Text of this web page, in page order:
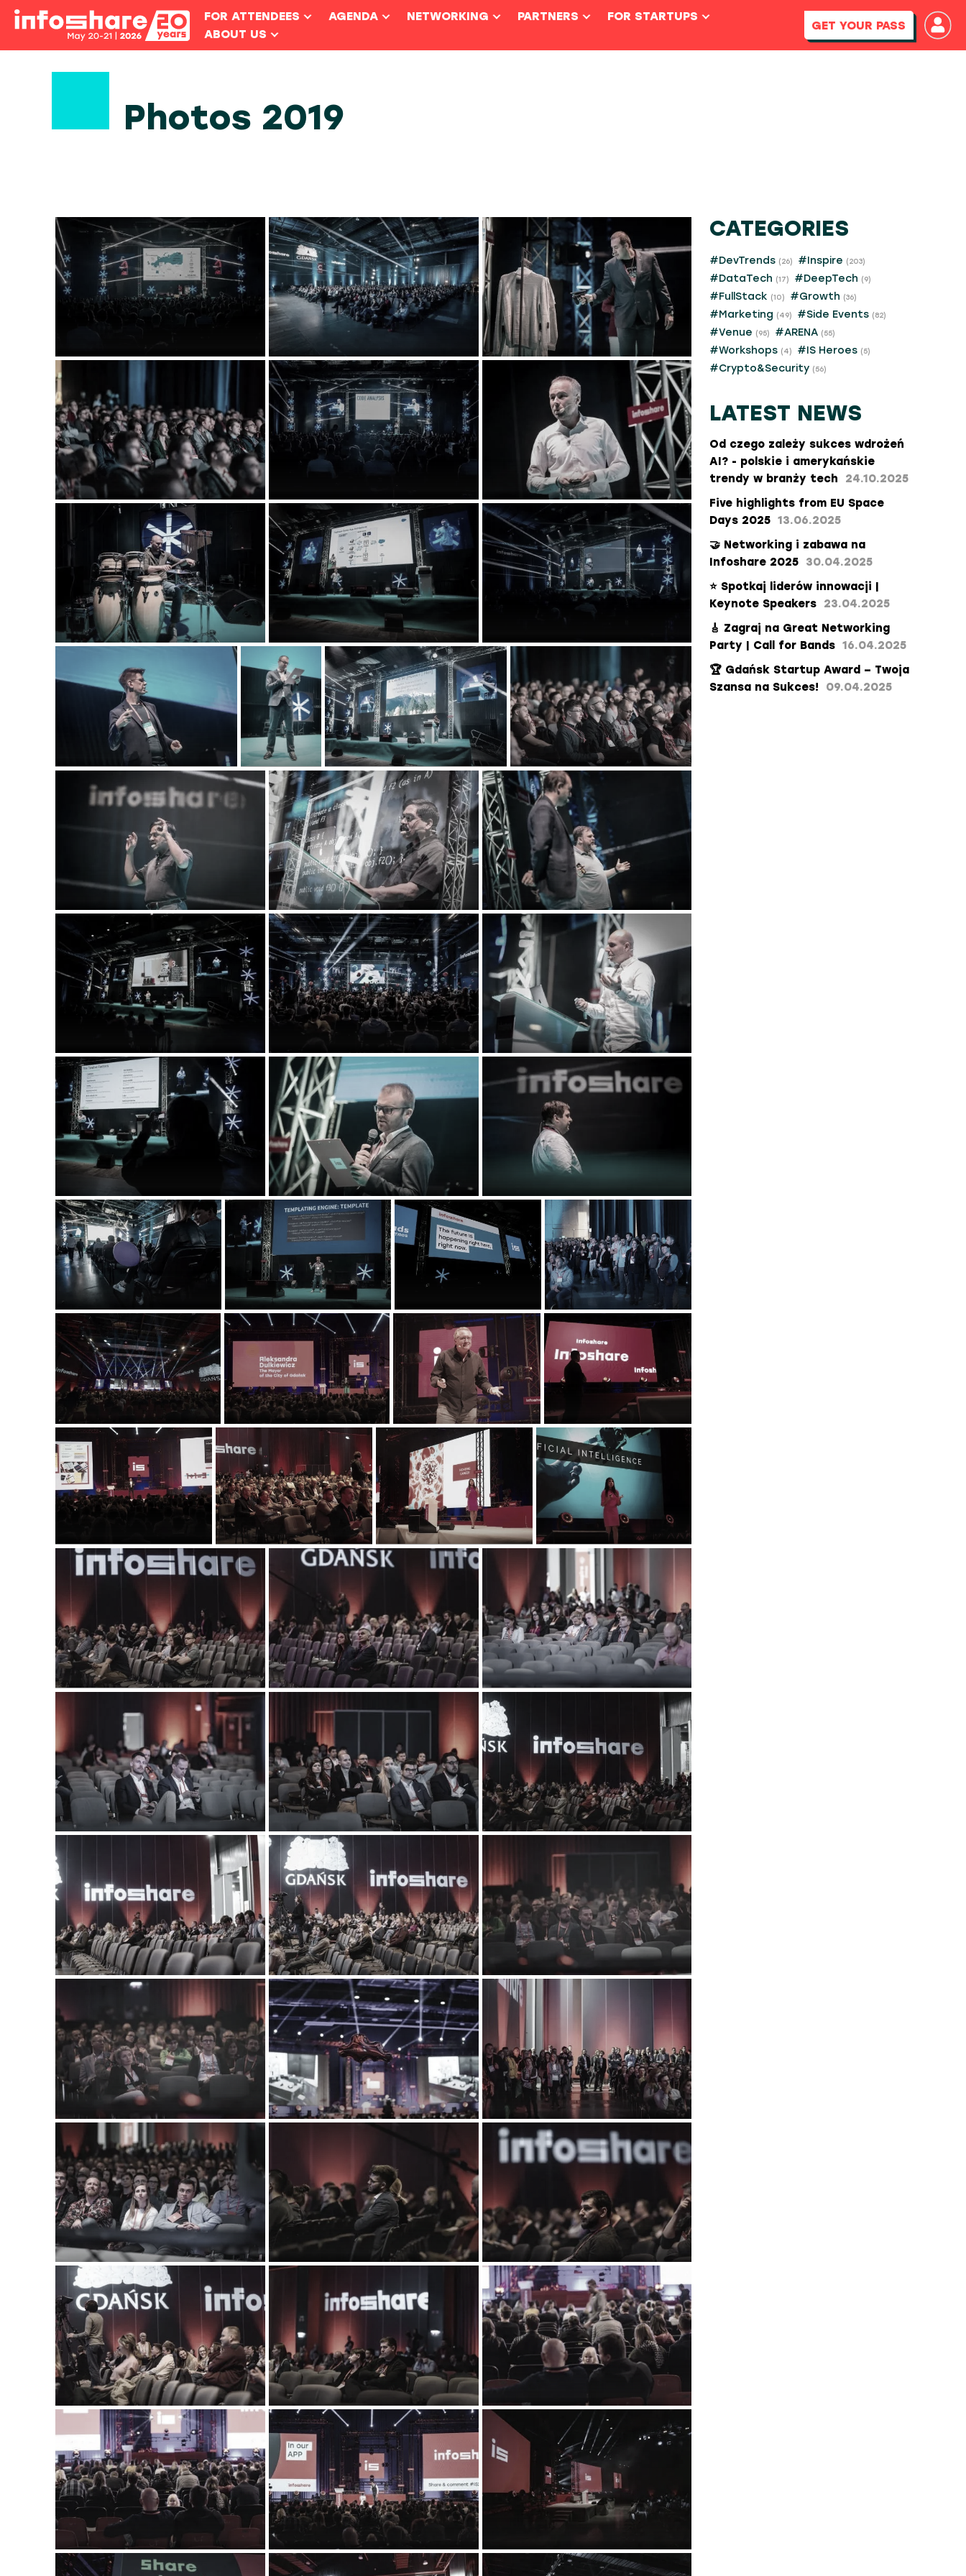
FOR ATTENDEES AGENDA NETWORKING PARTNERS
FOR STARTUPS
ABOUT US
GET YOUR PASS
Photos 2019
CATEGORIES
#DevTrends (26) #Inspire (203)
#DataTech (17) #DeepTech (9)
#FullStack (10) #Growth (36)
#Marketing (49) #Side Events (82)
#Venue (95) #ARENA (55)
#Workshops (4) #IS Heroes (5)
#Crypto&Security (56)
LATEST NEWS
Od czego zależy sukces wdrożeń
AI? - polskie i amerykańskie
trendy w branży tech 24.10.2025
Five highlights from EU Space
Days 2025 13.06.2025
🤝 Networking i zabawa na
Infoshare 2025 30.04.2025
⭐ Spotkaj liderów innowacji |
Keynote Speakers 23.04.2025
🎸 Zagraj na Great Networking
Party | Call for Bands 16.04.2025
​🏆 Gdańsk Startup Award – Twoja
Szansa na Sukces!​ 09.04.2025